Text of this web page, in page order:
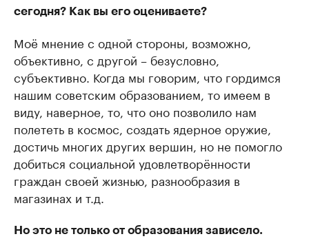
сегодня? Как вы его оцениваете?
Моё мнение с одной стороны, возможно,
объективно, с другой – безусловно,
субъективно. Когда мы говорим, что гордимся
нашим советским образованием, то имеем в
виду, наверное, то, что оно позволило нам
полететь в космос, создать ядерное оружие,
достичь многих других вершин, но не помогло
добиться социальной удовлетворённости
граждан своей жизнью, разнообразия в
магазинах и т.д.
Но это не только от образования зависело.